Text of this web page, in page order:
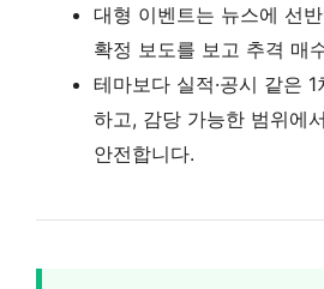
대형 이벤트는 뉴스에 선
확정 보도를 보고 추격 매
테마보다 실적·공시 같은
하고, 감당 가능한 범위에
안전합니다.